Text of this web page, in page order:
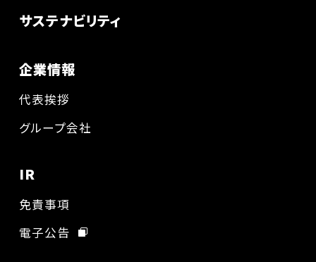
サステナビリティ
企業情報
代表挨拶
グループ会社
IR
免責事項
電子公告